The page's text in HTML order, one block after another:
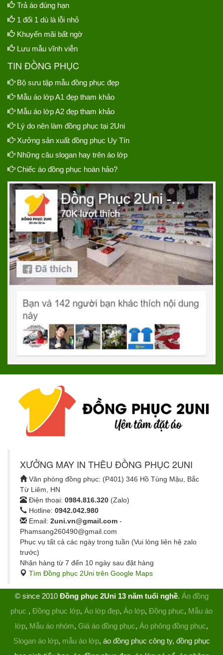
Trả áo đúng hạn
1 đổi 1 dù là lỗi nhỏ
Khuyến mãi bất ngờ
Lưu mẫu vĩnh viễn
TIN ĐỒNG PHỤC
Bộ sưu tập mẫu đồng phục đẹp
Mẫu áo lớp A1 đẹp tham khảo
Mẫu áo lớp A2 đẹp tham khảo
Lý do nên làm đồng phục tại 2Uni
Xưởng sản xuất đồng phục Uy Tín
Những câu slogan hay trên áo lớp
Chiếc áo đồng phục hoàn hảo?
XƯỞNG MAY IN THÊU ĐỒNG PHỤC 2UNI
Văn phòng đồng phục: (P401) 346 Hồ Tùng Mậu, Bắc
Từ Liêm, HN
Điện thoại: 0984.816.320 (Zalo)
Hotline: 0942.042.980
Email: 2uni.vn@gmail.com -
Phamsang260490@gmail.com
Phục vụ tất cả các ngày trong tuần (Vui lòng liên hệ zalo
trước)
Nhận hàng từ 7 đến 10 ngày sau đặt hàng
Tìm Đồng phục 2Uni trên Google Maps
© since 2010 Đồng phục 2Uni 13 năm tuổi nghề. Áo đồng
phục , Đồng phục lớp, Áo lớp đẹp, Áo lớp, Đồng phục, Mẫu áo
lớp, Mẫu áo nhóm, Giá áo đồng phục, Áo phông đồng phục,
Slogan áo lớp, mẫu áo lớp, áo đồng phục công ty, đồng phục